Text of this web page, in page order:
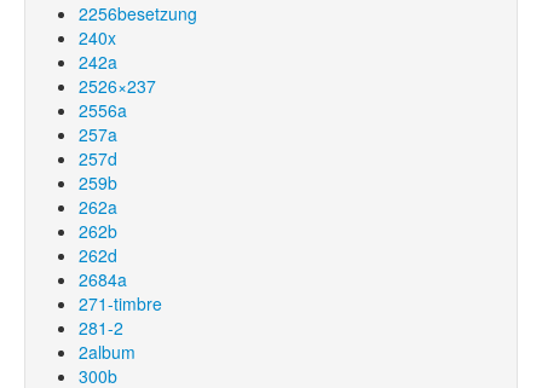
2256besetzung
240x
242a
2526×237
2556a
257a
257d
259b
262a
262b
262d
2684a
271-timbre
281-2
2album
300b